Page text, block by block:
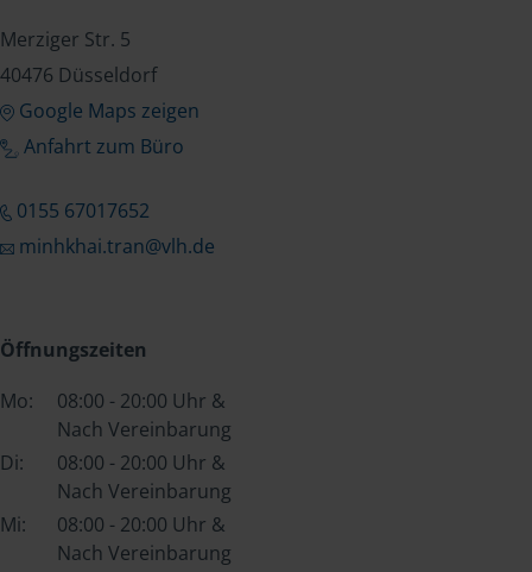
Merziger Str. 5
40476 Düsseldorf
Google Maps zeigen
Anfahrt zum Büro
0155 67017652
minhkhai.tran@vlh.de
Öffnungszeiten
Mo:
08:00 - 20:00 Uhr &
Nach Vereinbarung
Di:
08:00 - 20:00 Uhr &
Nach Vereinbarung
Mi:
08:00 - 20:00 Uhr &
Nach Vereinbarung